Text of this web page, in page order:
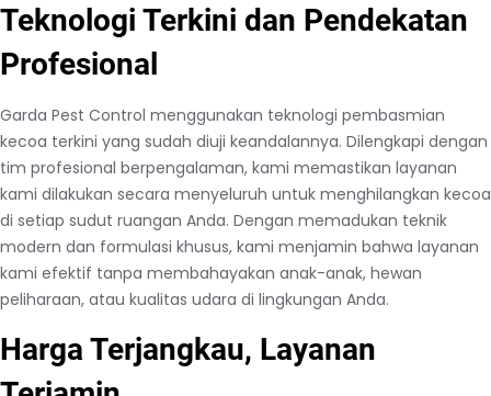
Teknologi Terkini dan Pendekatan
Profesional
Garda Pest Control menggunakan teknologi pembasmian
kecoa terkini yang sudah diuji keandalannya. Dilengkapi dengan
tim profesional berpengalaman, kami memastikan layanan
kami dilakukan secara menyeluruh untuk menghilangkan kecoa
di setiap sudut ruangan Anda. Dengan memadukan teknik
modern dan formulasi khusus, kami menjamin bahwa layanan
kami efektif tanpa membahayakan anak-anak, hewan
peliharaan, atau kualitas udara di lingkungan Anda.
Harga Terjangkau, Layanan